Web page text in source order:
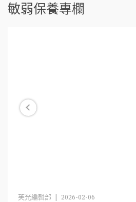
敏弱保養專欄
芙光編輯部 | 2026-02-06